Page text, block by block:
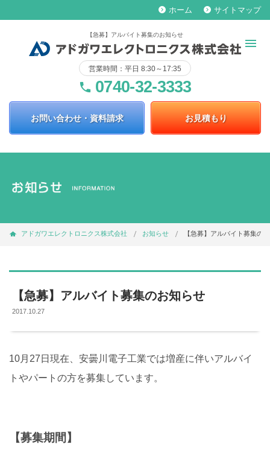
keyboard_arrow_right ホーム keyboard_arrow_right サイトマップ
【急募】アルバイト募集のお知らせ
営業時間：平日 8:30～17:35
phone 0740-32-3333
お問い合わせ・資料請求 お見積もり
アドガワエレクトロニクス株式会社 お知らせ 【急募】アルバイト募集の
【急募】アルバイト募集のお知らせ
2017.10.27
10月27日現在、安曇川電子工業では増産に伴いアルバイ
トやパートの方を募集しています。
【募集期間】